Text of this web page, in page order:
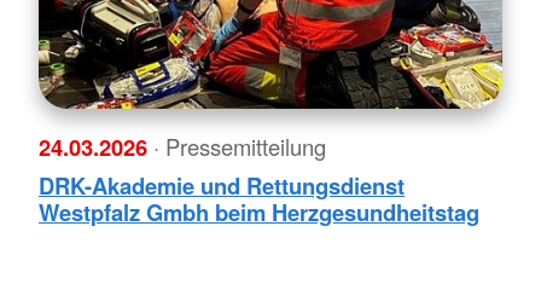
24.03.2026 · Pressemitteilung
DRK-Akademie und Rettungsdienst
Westpfalz Gmbh beim Herzgesundheitstag